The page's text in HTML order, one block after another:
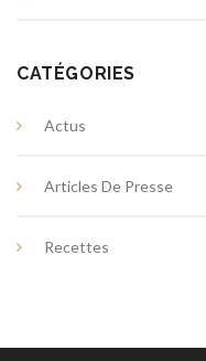
CATÉGORIES
Actus
Articles De Presse
Recettes